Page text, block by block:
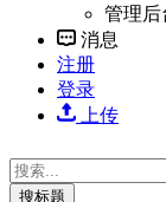
管理后
消息
注册
登录
上传
搜标题